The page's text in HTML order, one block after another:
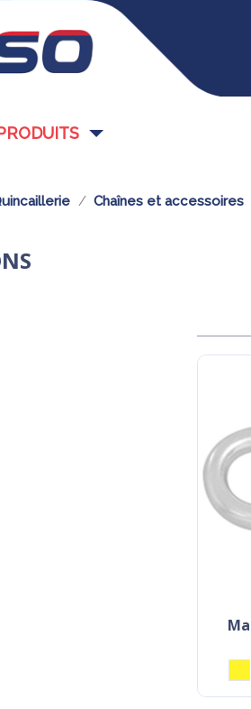
Chaînes et accessoires
maillon à visser différents